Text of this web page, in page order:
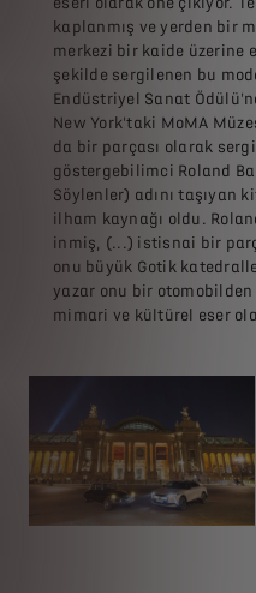
kaplanmış ve yerden bir
merkezi bir kaide
şekilde sergilenen bu
Endüstriyel Sanat
New York'taki MoMA
da bir parçası olarak
göstergebilimci Roland
Söylenler) adını taşıyan
ilham kaynağı oldu.
inmiş, (...) istisnai bir
onu büyük Gotik
yazar onu bir
mimari ve kültürel eser